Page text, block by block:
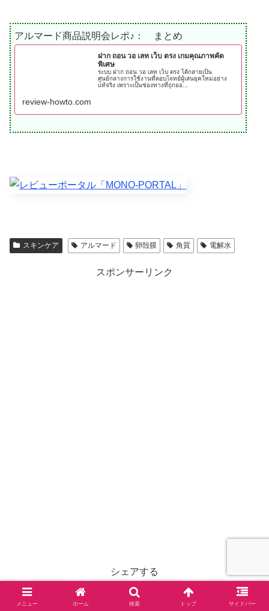
アルマード商品説明会レポ♪： まとめ
ฝาก ถอน วอ เลท เว็บ ตรง เกมคุณภาพคัด
พิเศษ
ระบบ ฝาก ถอน วอ เลท เว็บ ตรง ได้กลายเป็น
ศูนย์กลางการใช้งานที่ตอบโจทย์ผู้เล่นยุคใหม่อย่าง
แท้จริง เพราะเป็นช่องทางที่ถูกออ...
review-howto.com
スキンケア アルマード 卵殻膜 角質 電解水
スポンサーリンク
シェアする
Facebook
メニュー ホーム 検索 トップ サイドバー